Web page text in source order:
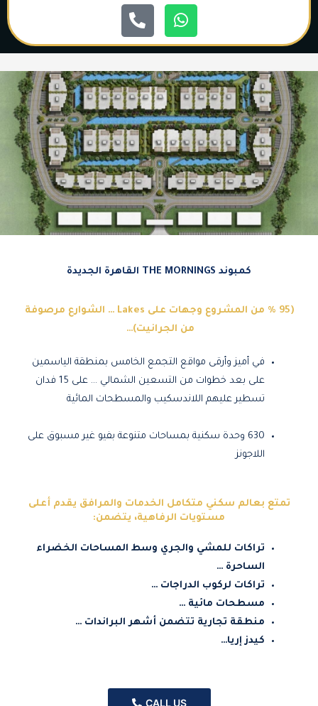
W
h
a
t
s
a
p
p
P
h
o
n
e
-
a
l
t
كمبوند THE MORNINGS القاهرة الجديدة
(95؜ % من المشروع وجهات على Lakes … الشوارع مرصوفة
من الجرانيت)…
في أميز وأرقى مواقع التجمع الخامس بمنطقة الياسمين
على بعد خطوات من التسعين الشمالي … على 15 فدان
تسطير عليهم اللاندسكيب والمسطحات المائية
630 وحدة سكنية بمساحات متنوعة بفيو غير مسبوق على
اللاجونز
تمتع بعالم سكني متكامل الخدمات والمرافق يقدم أعلى
مستويات الرفاهية، يتضمن:
تراكات للمشي والجري وسط المساحات الخضراء
الساحرة …
تراكات لركوب الدراجات …
مسطحات مائية …
منطقة تجارية تتضمن أشهر البراندات …
كيدز إريا…
CALL US